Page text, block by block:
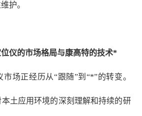
护。
仪的市场格局与康高特的技术*
市场正经历从“跟随”到“*”的转变。
土应用环境的深刻理解和持续的研